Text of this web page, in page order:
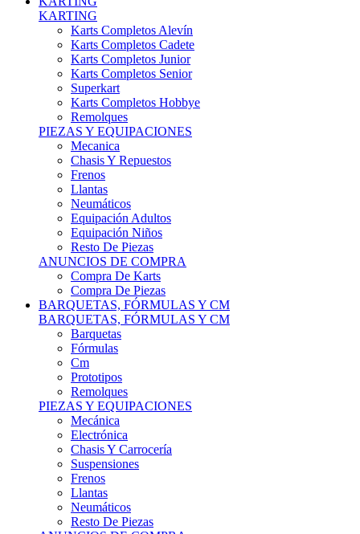
Karts Completos Alevín
Karts Completos Cadete
Karts Completos Junior
Karts Completos Senior
Superkart
Karts Completos Hobbye
Remolques
PIEZAS Y EQUIPACIONES
Mecanica
Chasis Y Repuestos
Frenos
Llantas
Neumáticos
Equipación Adultos
Equipación Niños
Resto De Piezas
ANUNCIOS DE COMPRA
Compra De Karts
Compra De Piezas
BARQUETAS, FÓRMULAS Y CM
BARQUETAS, FÓRMULAS Y CM
Barquetas
Fórmulas
Cm
Prototipos
Remolques
PIEZAS Y EQUIPACIONES
Mecánica
Electrónica
Chasis Y Carrocería
Suspensiones
Frenos
Llantas
Neumáticos
Resto De Piezas
ANUNCIOS DE COMPRA
Compra Vehículos